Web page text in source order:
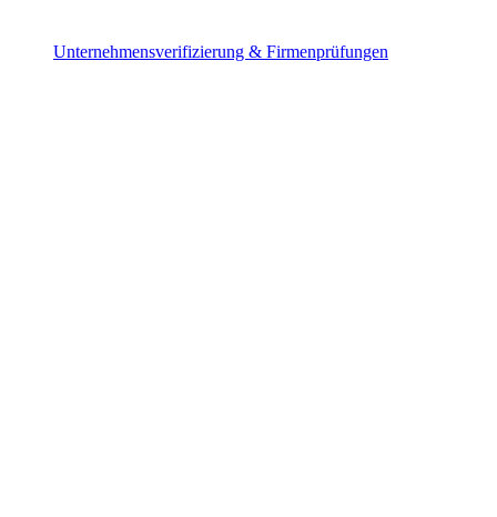
Unternehmensverifizierung & Firmenprüfungen